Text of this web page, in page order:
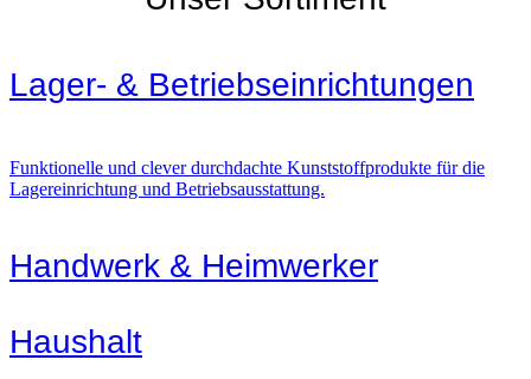
Lager- & Betriebs­einrichtungen
Funktionelle und clever durchdachte Kunststoffprodukte für die
Lagereinrichtung und Betriebsausstattung.
Handwerk & Heimwerker
Haushalt